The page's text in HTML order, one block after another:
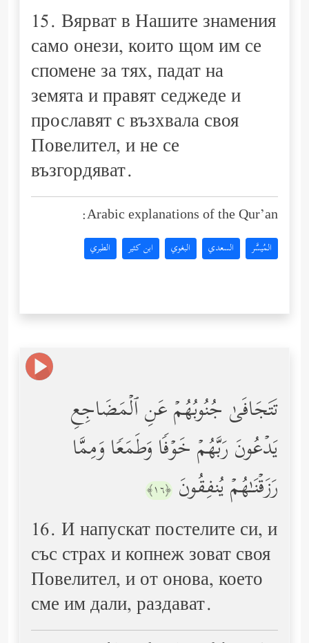
15. Вярват в Нашите знамения
само онези, които щом им се
спомене за тях, падат на
земята и правят седжеде и
прославят с възхвала своя
Повелител, и не се
възгордяват.
Arabic explanations of the Qur’an:
المُيسَّر السعدي البغوي ابن كثير الطبري
تَتَجَافَىٰ جُنُوبُهُمۡ عَنِ ٱلۡمَضَاجِعِ
یَدۡعُونَ رَبَّهُمۡ خَوۡفࣰا وَطَمَعࣰا وَمِمَّا
رَزَقۡنَـٰهُمۡ یُنفِقُونَ ﴿١٦﴾
16. И напускат постелите си, и
със страх и копнеж зоват своя
Повелител, и от онова, което
сме им дали, раздават.